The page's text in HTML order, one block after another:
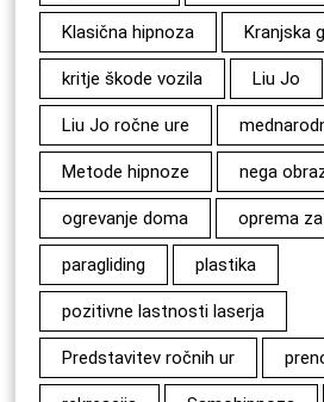
Klasična hipnoza Kranjska
kritje škode vozila Liu Jo
Liu Jo ročne ure
Metode hipnoze nega
ogrevanje doma oprema
paragliding plastika
pozitivne lastnosti laserja
Predstavitev ročnih ur